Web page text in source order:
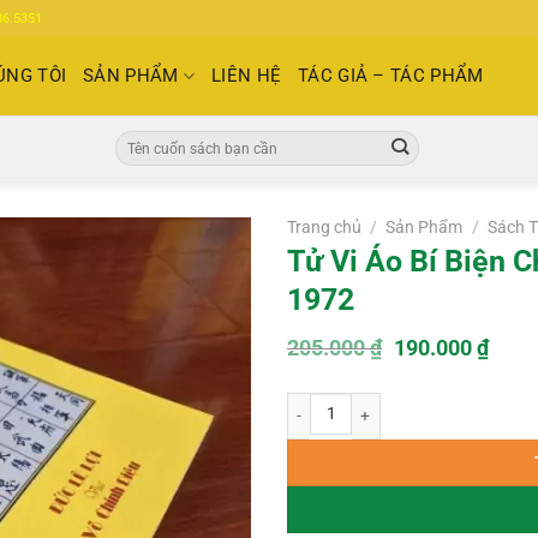
TÔI SẢN PHẨM LIÊN HỆ TÁC GIẢ – TÁC PHẨM
Tìm
kiếm:
Trang chủ / Sản Phẩm / Sách
Tử Vi Áo Bí Biện
1972
205.000₫ Giá
190.000₫Giá